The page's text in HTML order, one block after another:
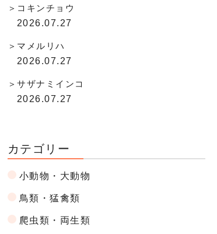
コキンチョウ
2026.07.27
マメルリハ
2026.07.27
サザナミインコ
2026.07.27
カテゴリー
小動物・大動物
鳥類・猛禽類
爬虫類・両生類